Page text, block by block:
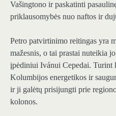
Vašingtono ir paskatinti
priklausomybės nuo naftos ir
Petro patvirtinimo reitingas yra
mažesnis, o tai prastai nuteikia
įpėdiniui Ivánui Cepedai. Turint
Kolumbijos energetikos ir
ir ji galėtų prisijungti prie
kolonos.